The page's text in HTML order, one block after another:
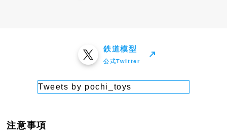
鉄道模型
公式Twitter
Tweets by pochi_toys
注意事項